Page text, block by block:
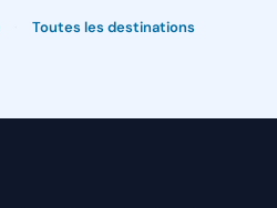
Toutes les destinations